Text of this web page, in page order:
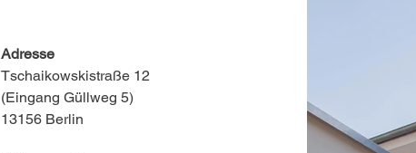
Adresse
Tschaikowskistraße 12
(Eingang Güllweg 5)
13156 Berlin